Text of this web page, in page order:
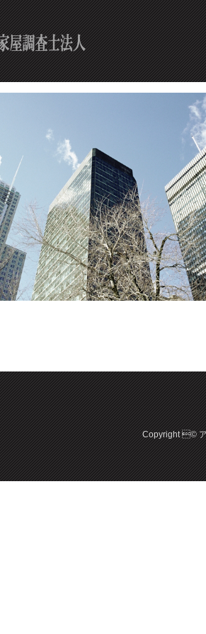
Copyright © ア